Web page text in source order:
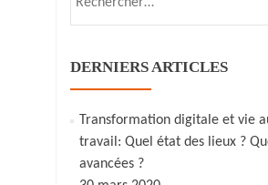
DERNIERS ARTICLES
Transformation digitale et vie
travail: Quel état des lieux ?
avancées ?